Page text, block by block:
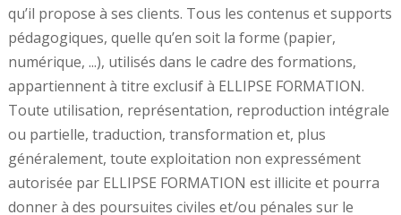
qu’il propose à ses clients. Tous les contenus et supports
pédagogiques, quelle qu’en soit la forme (papier,
numérique, ...), utilisés dans le cadre des formations,
appartiennent à titre exclusif à ELLIPSE FORMATION.
Toute utilisation, représentation, reproduction intégrale
ou partielle, traduction, transformation et, plus
généralement, toute exploitation non expressément
autorisée par ELLIPSE FORMATION est illicite et pourra
donner à des poursuites civiles et/ou pénales sur le